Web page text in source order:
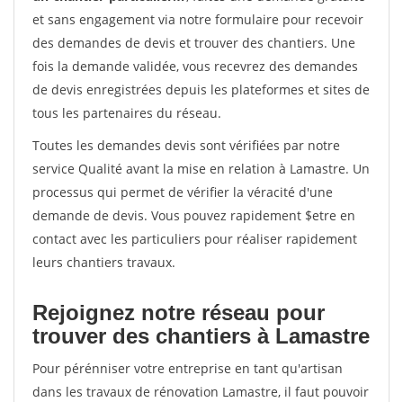
et sans engagement via notre formulaire pour recevoir
des demandes de devis et trouver des chantiers. Une
fois la demande validée, vous recevrez des demandes
de devis enregistrées depuis les plateformes et sites de
tous les partenaires du réseau.
Toutes les demandes devis sont vérifiées par notre
service Qualité avant la mise en relation à Lamastre. Un
processus qui permet de vérifier la véracité d'une
demande de devis. Vous pouvez rapidement $etre en
contact avec les particuliers pour réaliser rapidement
leurs chantiers travaux.
Rejoignez notre réseau pour
trouver des chantiers à Lamastre
Pour pérénniser votre entreprise en tant qu'artisan
dans les travaux de rénovation Lamastre, il faut pouvoir